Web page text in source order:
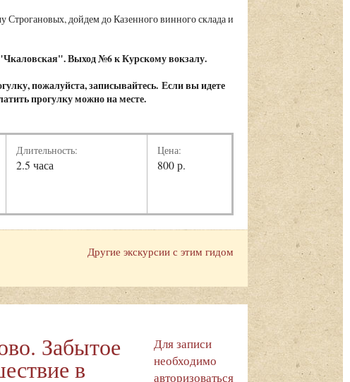
дойдем до Казенного винного склада и
Выход №6 к Курскому вокзалу.
пожалуйста, записывайтесь. Если вы идете
прогулку можно на месте.
Длительность:
2.5 часа
Цена:
800 р.
Другие экскурсии с этим гидом
Забытое
в
Для записи
необходимо
авторизоваться